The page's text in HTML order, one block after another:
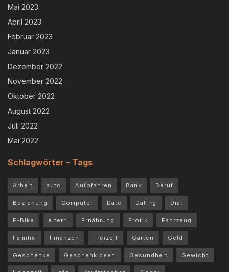
Mai 2023
April 2023
Februar 2023
Januar 2023
Dezember 2022
November 2022
Oktober 2022
August 2022
Juli 2022
Mai 2022
Schlagwörter – Tags
Arbeit auto Autofahren Bank Beruf
Beziehung Computer Date Dating Diät
E-Bike eltern Ernährung Erotik Fahrzeug
Familie Finanzen Freizeit Garten Geld
Geschenke Geschenkideen Gesundheit Gewicht